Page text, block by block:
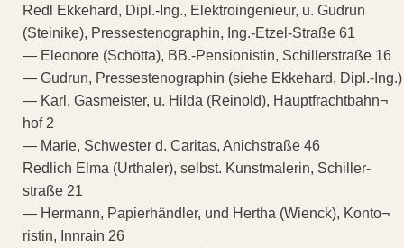
Redl Ekkehard, Dipl.-Ing., Elektroingenieur, u. Gudrun
(Steinike), Pressestenographin, Ing.-Etzel-Straße 61
— Eleonore (Schötta), BB.-Pensionistin, Schillerstraße 16
— Gudrun, Pressestenographin (siehe Ekkehard, Dipl.-Ing.)
— Karl, Gasmeister, u. Hilda (Reinold), Hauptfrachtbahn¬
hof 2
— Marie, Schwester d. Caritas, Anichstraße 46
Redlich Elma (Urthaler), selbst. Kunstmalerin, Schiller-
straße 21
— Hermann, Papierhändler, und Hertha (Wienck), Konto¬
ristin, Innrain 26